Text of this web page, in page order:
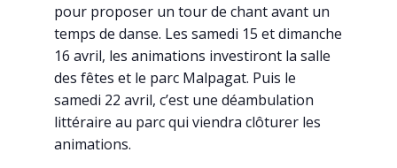
pour proposer un tour de chant avant un
temps de danse. Les samedi 15 et dimanche
16 avril, les animations investiront la salle
des fêtes et le parc Malpagat. Puis le
samedi 22 avril, c’est une déambulation
littéraire au parc qui viendra clôturer les
animations.